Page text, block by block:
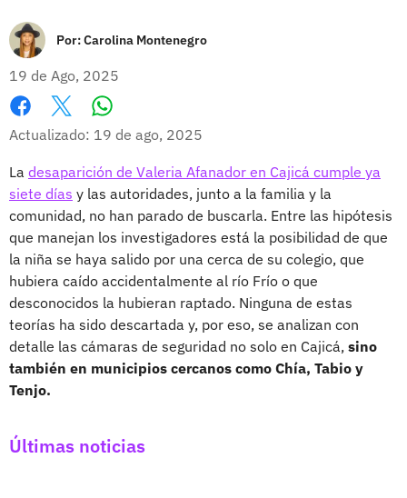
Por:Carolina Montenegro
19 de Ago, 2025
Facebook
X
Actualizado: 19 de ago, 2025
La desaparición de Valeria Afanador en Cajicá cumple ya
siete días y las autoridades, junto a la familia y la
comunidad, no han parado de buscarla. Entre las hipótesis
que manejan los investigadores está la posibilidad de que
la niña se haya salido por una cerca de su colegio, que
hubiera caído accidentalmente al río Frío o que
desconocidos la hubieran raptado. Ninguna de estas
teorías ha sido descartada y, por eso, se analizan con
detalle las cámaras de seguridad no solo en Cajicá, sino
también en municipios cercanos como Chía, Tabio y
Tenjo.
Últimas noticias